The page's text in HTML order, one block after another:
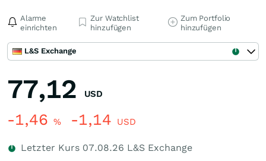
Alarme
einrichten
Zur Watchlist
hinzufügen
Zum Portfolio
hinzufügen
L&S Exchange
77,12 USD
-1,46 % -1,14 USD
Letzter Kurs 07.08.26 L&S Exchange